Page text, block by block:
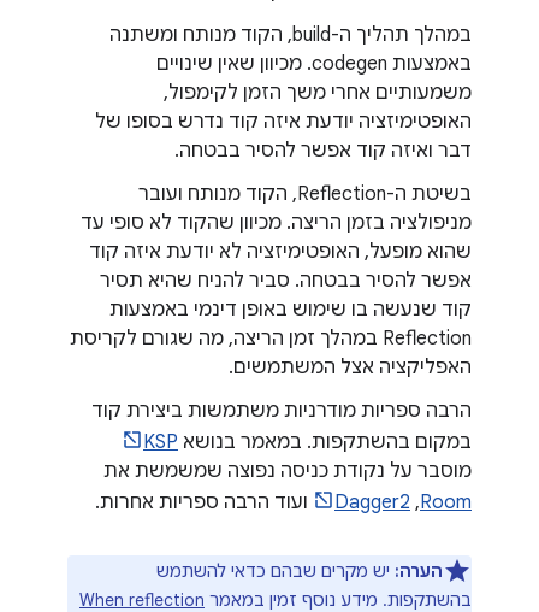
במהלך תהליך ה-build, הקוד מנותח ומשתנה
באמצעות codegen. מכיוון שאין שינויים
משמעותיים אחרי משך הזמן לקימפול,
האופטימיזציה יודעת איזה קוד נדרש בסופו של
דבר ואיזה קוד אפשר להסיר בבטחה.
בשיטת ה-Reflection, הקוד מנותח ועובר
מניפולציה בזמן הריצה. מכיוון שהקוד לא סופי עד
שהוא מופעל, האופטימיזציה לא יודעת איזה קוד
אפשר להסיר בבטחה. סביר להניח שהיא תסיר
קוד שנעשה בו שימוש באופן דינמי באמצעות
Reflection במהלך זמן הריצה, מה שגורם לקריסת
האפליקציה אצל המשתמשים.
הרבה ספריות מודרניות משתמשות ביצירת קוד
במקום בהשתקפות. במאמר בנושא KSP
מוסבר על נקודת כניסה נפוצה שמשמשת את
Room
,‏
Dagger2 ועוד הרבה ספריות אחרות.
הערה: יש מקרים שבהם כדאי להשתמש
בהשתקפות. מידע נוסף זמין במאמר When reflection